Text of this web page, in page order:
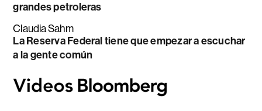
grandes petroleras
Claudia Sahm
La Reserva Federal tiene que empezar a escuchar
a la gente común